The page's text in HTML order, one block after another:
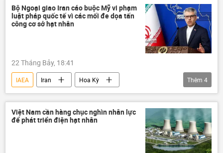
Bộ Khoa học và Công nghệ
Kinh tế
Xã hội
Bộ Giáo dục và Đào Tạo
Bộ Ngoại giao Iran cáo buộc Mỹ vi phạm
luật pháp quốc tế vì các mối đe dọa tấn
công cơ sở hạt nhân
22 Tháng Bảy, 18:41
IAEA Iran
Hoa Kỳ
Xung đột Mỹ-Iran
Thế giới
Liên Hợp Quốc
vũ khí hạt nhân
Thêm 4
Việt Nam cần hàng chục nghìn nhân lực
để phát triển điện hạt nhân